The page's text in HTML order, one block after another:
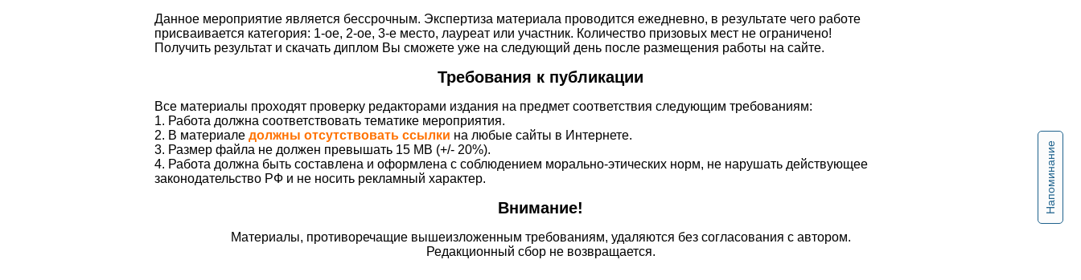
Напоминание
Данное мероприятие является бессрочным. Экспертиза материала проводится ежедневно, в результате чего работе
присваивается категория: 1-ое, 2-ое, 3-е место, лауреат или участник. Количество призовых мест не ограничено!
Получить результат и скачать диплом Вы сможете уже на следующий день после размещения работы на сайте.
Требования к публикации
Все материалы проходят проверку редакторами издания на предмет соответствия следующим требованиям:
1. Работа должна соответствовать тематике мероприятия.
2. В материале должны отсутствовать ссылки на любые сайты в Интернете.
3. Размер файла не должен превышать 15 MB (+/- 20%).
4. Работа должна быть составлена и оформлена с соблюдением морально-этических норм, не нарушать действующее
законодательство РФ и не носить рекламный характер.
Внимание!
Материалы, противоречащие вышеизложенным требованиям, удаляются без согласования с автором.
Редакционный сбор не возвращается.